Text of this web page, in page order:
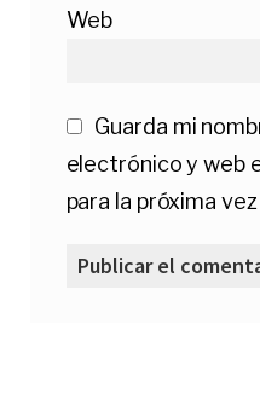
Web
Guarda mi
electrónico y web
para la próxima